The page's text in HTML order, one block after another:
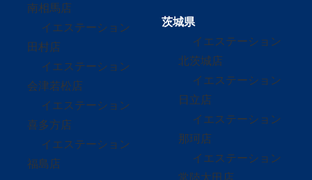
南相馬店
イエステーション
田村店
イエステーション
会津若松店
イエステーション
喜多方店
イエステーション
福島店
茨城県
イエステーション
北茨城店
イエステーション
日立店
イエステーション
那珂店
イエステーション